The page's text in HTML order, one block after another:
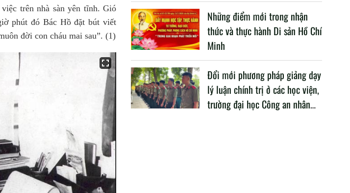
trên nhà sàn yên tĩnh. Gió
phút đó Bác Hồ đặt bút viết
đời con cháu mai sau”. (1)
Những điểm mới trong nhận
thức và thực hành Di sản Hồ Chí
Minh
Đổi mới phương pháp giảng dạy
lý luận chính trị ở các học viện,
trường đại học Công an nhân